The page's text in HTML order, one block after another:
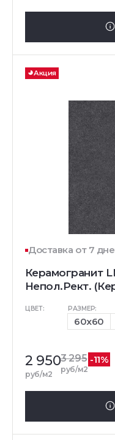
Акция
Доставка от 7
Керамогранит
Непол.Рект.
ЦВЕТ: РАЗМЕР:
60x60
2 950
руб/м2
3 295
руб/м2
-11%